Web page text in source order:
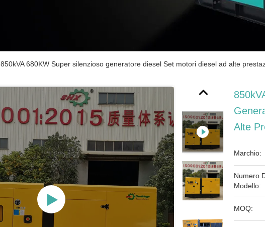
850kVA 680KW Super silenzioso generatore diesel Set motori diesel ad alte
Alte
Marchio:
Numero
Modello:
MOQ: